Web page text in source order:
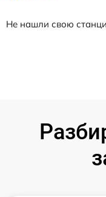
Не нашли свою